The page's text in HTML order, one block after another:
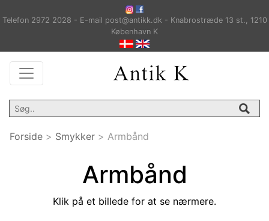
Telefon 2972 2028 - E-mail post@antikk.dk - Knabrostræde 13 st., 1210
København K
Forside > Smykker > Armbånd
Armbånd
Klik på et billede for at se nærmere.